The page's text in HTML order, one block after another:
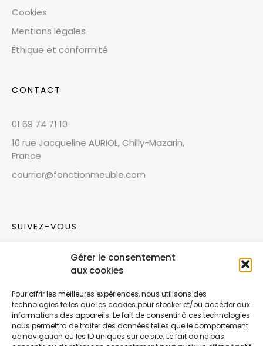
Gérer le consentement
aux cookies
Pour offrir les meilleures expériences, nous utilisons des
technologies telles que les cookies pour stocker et/ou accéder aux
informations des appareils. Le fait de consentir à ces technologies
nous permettra de traiter des données telles que le comportement
de navigation ou les ID uniques sur ce site. Le fait de ne pas
Cookies
Mentions légales
Éthique et conformité
CONTACT
01 69 74 71 10
10 rue Jacqueline AURIOL, Chilly-Mazarin,
France
courrier@fonctionmeuble.com
SUIVEZ-VOUS
Rejoignez notre communauté sur les réseaux
Nouvelles collections, vie de l’équipe ou
inspirations : soyez informés de nos dernières
actualités.